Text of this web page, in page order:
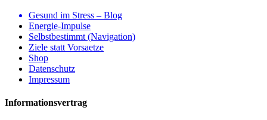
Gesund im Stress – Blog
Energie-Impulse
Selbstbestimmt (Navigation)
Ziele statt Vorsaetze
Shop
Datenschutz
Impressum
Informationsvertrag